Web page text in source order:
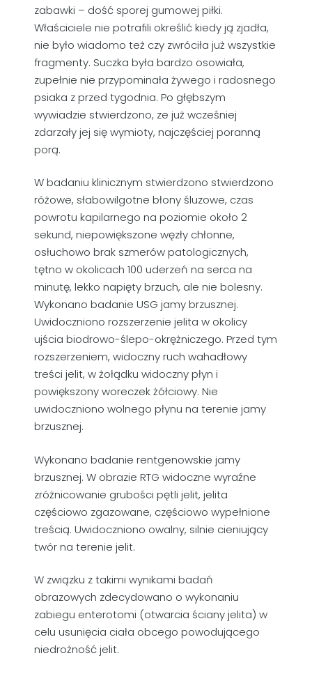
zabawki – dość sporej gumowej piłki.
Właściciele nie potrafili określić kiedy ją zjadła,
nie było wiadomo też czy zwróciła już wszystkie
fragmenty. Suczka była bardzo osowiała,
zupełnie nie przypominała żywego i radosnego
psiaka z przed tygodnia. Po głębszym
wywiadzie stwierdzono, ze już wcześniej
zdarzały jej się wymioty, najczęściej poranną
porą.
W badaniu klinicznym stwierdzono stwierdzono
różowe, słabowilgotne błony śluzowe, czas
powrotu kapilarnego na poziomie około 2
sekund, niepowiększone węzły chłonne,
osłuchowo brak szmerów patologicznych,
tętno w okolicach 100 uderzeń na serca na
minutę, lekko napięty brzuch, ale nie bolesny.
Wykonano badanie USG jamy brzusznej.
Uwidoczniono rozszerzenie jelita w okolicy
ujścia biodrowo-ślepo-okrężniczego. Przed tym
rozszerzeniem, widoczny ruch wahadłowy
treści jelit, w żołądku widoczny płyn i
powiększony woreczek żółciowy. Nie
uwidoczniono wolnego płynu na terenie jamy
brzusznej.
Wykonano badanie rentgenowskie jamy
brzusznej. W obrazie RTG widoczne wyraźne
zróżnicowanie grubości pętli jelit, jelita
częściowo zgazowane, częściowo wypełnione
treścią. Uwidoczniono owalny, silnie cieniujący
twór na terenie jelit.
W związku z takimi wynikami badań
obrazowych zdecydowano o wykonaniu
zabiegu enterotomi (otwarcia ściany jelita) w
celu usunięcia ciała obcego powodującego
niedrożność jelit.